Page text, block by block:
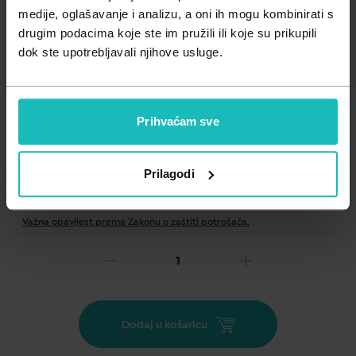
medije, oglašavanje i analizu, a oni ih mogu kombinirati s
drugim podacima koje ste im pružili ili koje su prikupili
dok ste upotrebljavali njihove usluge.
Prihvaćam sve
Prilagodi
Zdravlje muškarca
Zdravlje žene
Minerali
Probiotici i prebiotici
Dodaj na listu želja
Važna obavijest prema Zakonu o zaštiti potrošača. .
SUMMER25
Ova iznimna globalna njega protiv starenja u luksuznom
Dodaj u košaricu